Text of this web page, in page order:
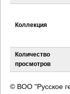
Коллекция
Количество
просмотров
© ВОО "Русское